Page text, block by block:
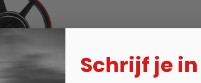
Schrijf je